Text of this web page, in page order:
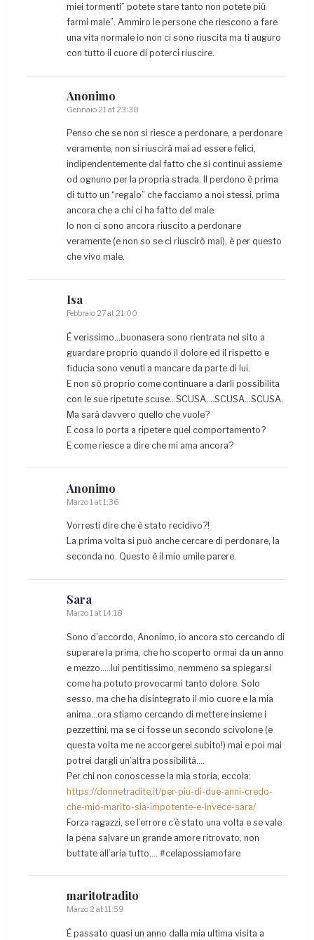
miei tormenti” potete stare tanto non potete più
farmi male”. Ammiro le persone che riescono a fare
una vita normale io non ci sono riuscita ma ti auguro
con tutto il cuore di poterci riuscire.
Anonimo
Gennaio 21 at 23:38
Penso che se non si riesce a perdonare, a perdonare
veramente, non si riuscirà mai ad essere felici,
indipendentemente dal fatto che si continui assieme
od ognuno per la propria strada. Il perdono è prima
di tutto un “regalo” che facciamo a noi stessi, prima
ancora che a chi ci ha fatto del male.
Io non ci sono ancora riuscito a perdonare
veramente (e non so se ci riuscirò mai), è per questo
che vivo male.
Isa
Febbraio 27 at 21:00
È verissimo…buonasera sono rientrata nel sito a
guardare proprio quando il dolore ed il rispetto e
fiducia sono venuti a mancare da parte di lui.
E non sò proprio come continuare a darli possibilita
con le sue ripetute scuse…SCUSA….SCUSA…SCUSA.
Ma sarà davvero quello che vuole?
E cosa lo porta a ripetere quel comportamento?
E come riesce a dire che mi ama ancora?
Anonimo
Marzo 1 at 1:36
Vorresti dire che è stato recidivo?!
La prima volta si può anche cercare di perdonare, la
seconda no. Questo è il mio umile parere.
Sara
Marzo 1 at 14:18
Sono d’accordo, Anonimo, io ancora sto cercando di
superare la prima, che ho scoperto ormai da un anno
e mezzo…..lui pentitissimo, nemmeno sa spiegarsi
come ha potuto provocarmi tanto dolore. Solo
sesso, ma che ha disintegrato il mio cuore e la mia
anima…ora stiamo cercando di mettere insieme i
pezzettini, ma se ci fosse un secondo scivolone (e
questa volta me ne accorgerei subito!) mai e poi mai
potrei dargli un’altra possibilità….
Per chi non conoscesse la mia storia, eccola:
https://donnetradite.it/per-piu-di-due-anni-credo-
che-mio-marito-sia-impotente-e-invece-sara/
Forza ragazzi, se l’errore c’è stato una volta e se vale
la pena salvare un grande amore ritrovato, non
buttate all’aria tutto…. #celapossiamofare
maritotradito
Marzo 2 at 11:59
È passato quasi un anno dalla mia ultima visita a